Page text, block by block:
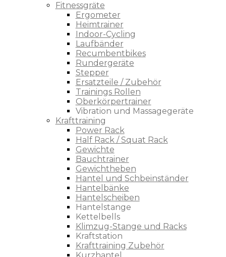
Fitnessgräte
Ergometer
Heimtrainer
Indoor-Cycling
Laufbänder
Recumbentbikes
Rundergeräte
Stepper
Ersatzteile / Zubehör
Trainings Rollen
Oberkörpertrainer
Vibration und Massagegeräte
Krafttraining
Power Rack
Half Rack / Squat Rack
Gewichte
Bauchtrainer
Gewichtheben
Hantel und Schbeinständer
Hantelbänke
Hantelscheiben
Hantelstange
Kettelbells
Klimzug-Stange und Racks
Kraftstation
Krafttraining Zubehör